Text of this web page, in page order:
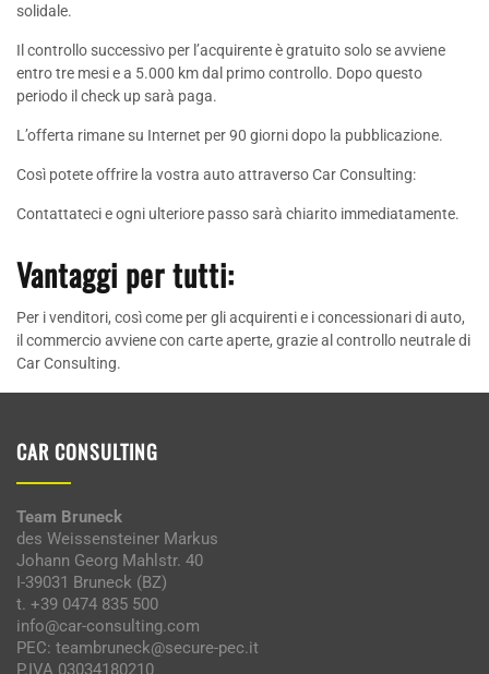
solidale.
Il controllo successivo per l’acquirente è gratuito solo se avviene
entro tre mesi e a 5.000 km dal primo controllo. Dopo questo
periodo il check up sarà paga.
L’offerta rimane su Internet per 90 giorni dopo la pubblicazione.
Così potete offrire la vostra auto attraverso Car Consulting:
Contattateci e ogni ulteriore passo sarà chiarito immediatamente.
Vantaggi per tutti:
Per i venditori, così come per gli acquirenti e i concessionari di auto,
il commercio avviene con carte aperte, grazie al controllo neutrale di
Car Consulting.
CAR CONSULTING
Team Bruneck
des Weissensteiner Markus
Johann Georg Mahlstr. 40
I-39031 Bruneck (BZ)
t. +39 0474 835 500
info@car-consulting.com
PEC: teambruneck@secure-pec.it
P.IVA 03034180210